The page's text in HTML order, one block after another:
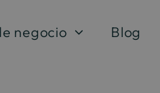
negocio Blog